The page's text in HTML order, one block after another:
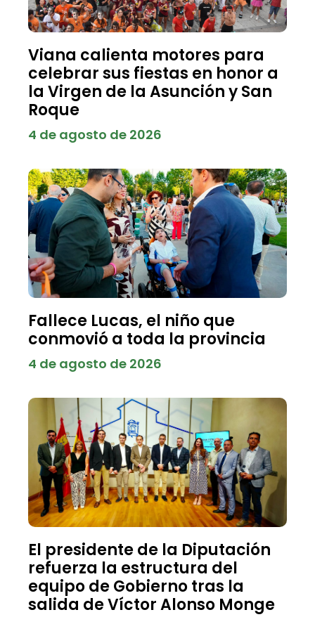
Viana calienta motores para
celebrar sus fiestas en honor a
la Virgen de la Asunción y San
Roque
4 de agosto de 2026
Fallece Lucas, el niño que
conmovió a toda la provincia
4 de agosto de 2026
El presidente de la Diputación
refuerza la estructura del
equipo de Gobierno tras la
salida de Víctor Alonso Monge